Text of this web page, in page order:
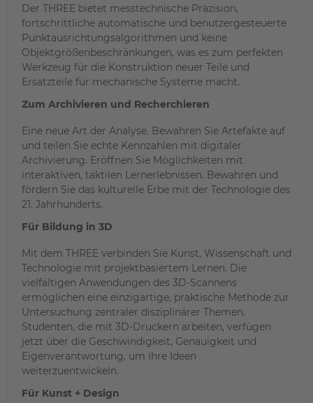
Der THREE bietet messtechnische Präzision,
fortschrittliche automatische und benutzergesteuerte
Punktausrichtungsalgorithmen und keine
Objektgrößenbeschränkungen, was es zum perfekten
Werkzeug für die Konstruktion neuer Teile und
Ersatzteile für mechanische Systeme macht.
Zum Archivieren und Recherchieren
Eine neue Art der Analyse. Bewahren Sie Artefakte auf
und teilen Sie echte Kennzahlen mit digitaler
Archivierung. Eröffnen Sie Möglichkeiten mit
interaktiven, taktilen Lernerlebnissen. Bewahren und
fördern Sie das kulturelle Erbe mit der Technologie des
21. Jahrhunderts.
Für Bildung in 3D
Mit dem THREE verbinden Sie Kunst, Wissenschaft und
Technologie mit projektbasiertem Lernen. Die
vielfältigen Anwendungen des 3D-Scannens
ermöglichen eine einzigartige, praktische Methode zur
Untersuchung zentraler disziplinärer Themen.
Studenten, die mit 3D-Druckern arbeiten, verfügen
jetzt über die Geschwindigkeit, Genauigkeit und
Eigenverantwortung, um ihre Ideen
weiterzuentwickeln.
Für Kunst + Design